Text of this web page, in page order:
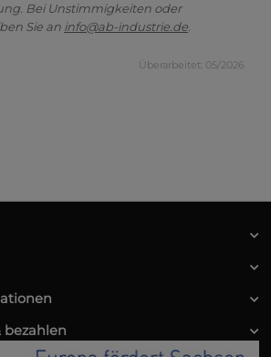
Bei Unstimmigkeiten oder
Sie an info@ab-industrie.de.
Überarbeitet: 05/2026
bezahlen